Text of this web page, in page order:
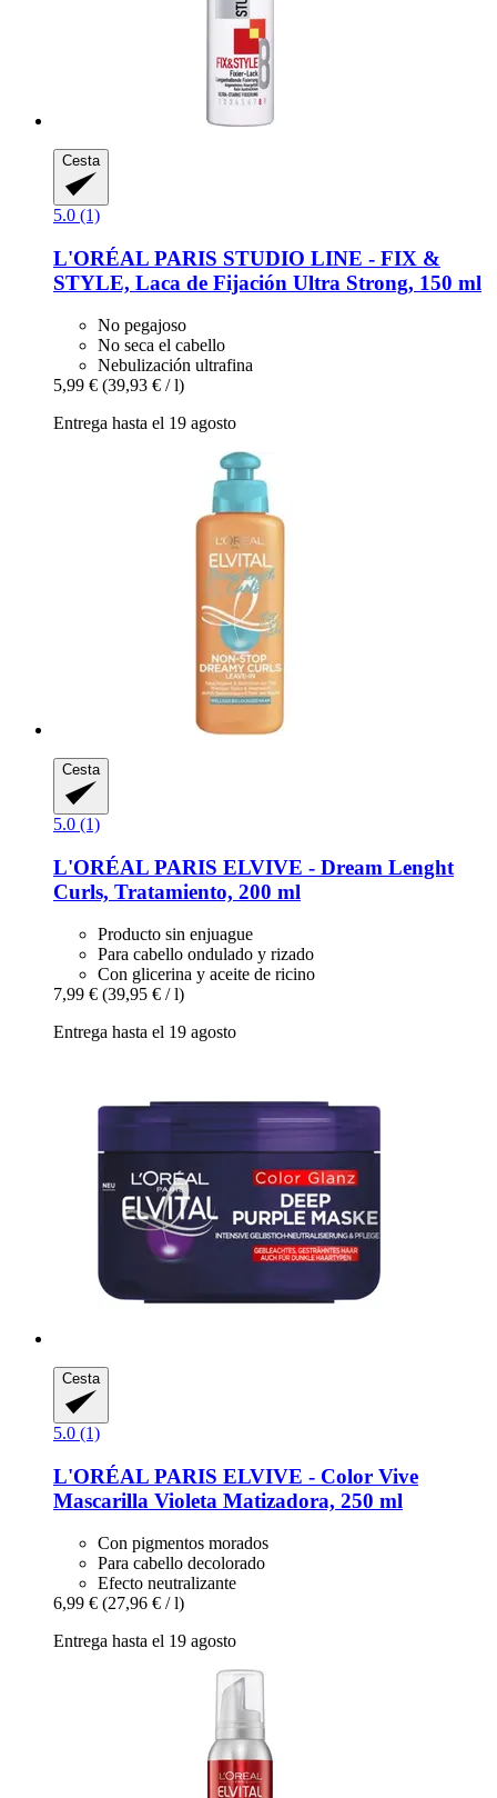
Cesta
5.0 (1)
L'ORÉAL PARIS STUDIO LINE -​ FIX &
STYLE, Laca de Fijación Ultra Strong, 150 ml
No pegajoso
No seca el cabello
Nebulización ultrafina
5,99 € (39,93 € / l)
Entrega hasta el 19 agosto
Cesta
5.0 (1)
L'ORÉAL PARIS ELVIVE -​ Dream Lenght
Curls, Tratamiento, 200 ml
Producto sin enjuague
Para cabello ondulado y rizado
Con glicerina y aceite de ricino
7,99 € (39,95 € / l)
Entrega hasta el 19 agosto
Cesta
5.0 (1)
L'ORÉAL PARIS ELVIVE -​ Color Vive
Mascarilla Violeta Matizadora, 250 ml
Con pigmentos morados
Para cabello decolorado
Efecto neutralizante
6,99 € (27,96 € / l)
Entrega hasta el 19 agosto